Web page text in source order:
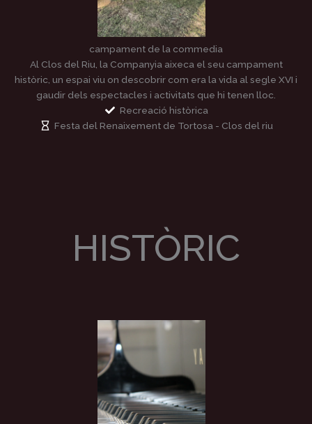
campament de la commedia
Al Clos del Riu, la Companyia aixeca el seu campament
històric, un espai viu on descobrir com era la vida al segle XVI i
gaudir dels espectacles i activitats que hi tenen lloc.
Recreació històrica
Festa del Renaixement de Tortosa - Clos del riu
HISTÒRIC